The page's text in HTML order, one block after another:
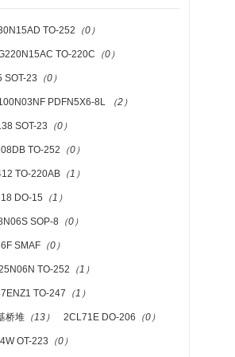
TO-252 （0）
TO-220C （0）
SOT-23 （0）
PDFN5X6-8L （2）
SOT-23 （0）
TO-252 （0）
TO-220AB （1）
DO-15 （1）
SOP-8 （0）
SMAF （0）
TO-252 （1）
TO-247 （1）
桥堆 （13） 2CL71E DO-206 （0）
OT-223 （0）